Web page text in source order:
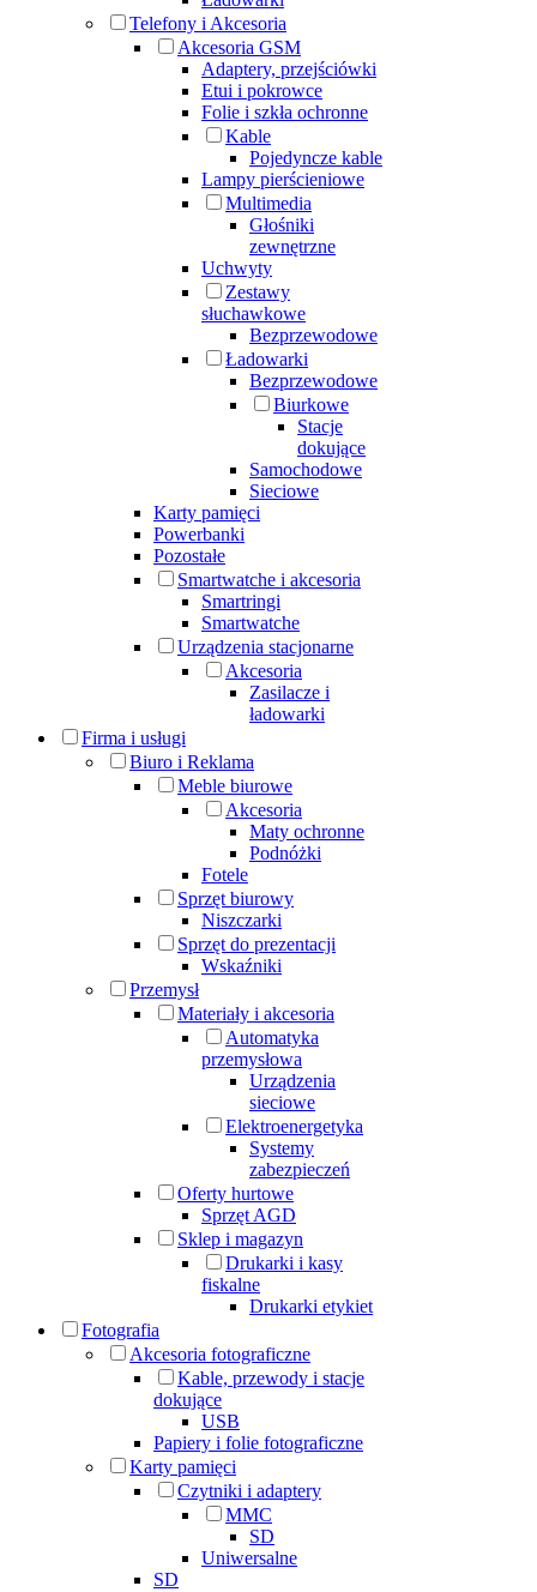
Telefony i Akcesoria
Akcesoria GSM
Adaptery, przejściówki
Etui i pokrowce
Folie i szkła ochronne
Kable
Pojedyncze kable
Lampy pierścieniowe
Multimedia
Głośniki
zewnętrzne
Uchwyty
Zestawy
słuchawkowe
Bezprzewodowe
Ładowarki
Bezprzewodowe
Biurkowe
Stacje
dokujące
Samochodowe
Sieciowe
Karty pamięci
Powerbanki
Pozostałe
Smartwatche i akcesoria
Smartringi
Smartwatche
Urządzenia stacjonarne
Akcesoria
Zasilacze i
ładowarki
Firma i usługi
Biuro i Reklama
Meble biurowe
Akcesoria
Maty ochronne
Podnóżki
Fotele
Sprzęt biurowy
Niszczarki
Sprzęt do prezentacji
Wskaźniki
Przemysł
Materiały i akcesoria
Automatyka
przemysłowa
Urządzenia
sieciowe
Elektroenergetyka
Systemy
zabezpieczeń
Oferty hurtowe
Sprzęt AGD
Sklep i magazyn
Drukarki i kasy
fiskalne
Drukarki etykiet
Fotografia
Akcesoria fotograficzne
Kable, przewody i stacje
dokujące
USB
Papiery i folie fotograficzne
Karty pamięci
Czytniki i adaptery
MMC
SD
Uniwersalne
SD